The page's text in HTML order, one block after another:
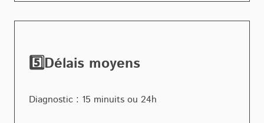
5️⃣Délais moyens
Diagnostic : 15 minuits ou 24h